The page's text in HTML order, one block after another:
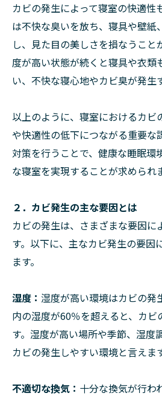
カビの発生によって寝室の快適性
は不快な臭いを放ち、寝具や壁紙
し、見た目の美しさを損なうこと
度が高い状態が続くと寝具や衣類
い、不快な寝心地やカビ臭が発生
以上のように、寝室におけるカビ
や快適性の低下につながる重要な
対策を行うことで、健康な睡眠環
な寝室を実現することが求められ
２．カビ発生の主な要因とは
カビの発生は、さまざまな要因に
す。以下に、主なカビ発生の要因
ます。
湿度： 湿度が高い環境はカビの発
内の湿度が60％を超えると、カビ
す。湿度が高い場所や季節、湿度
カビの発生しやすい環境と言えま
不適切な換気： 十分な換気が行わ